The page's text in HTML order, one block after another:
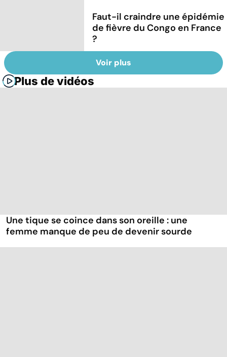
Faut-il craindre une épidémie
de fièvre du Congo en France
?
Voir plus
Plus de vidéos
Une tique se coince dans son oreille : une
femme manque de peu de devenir sourde